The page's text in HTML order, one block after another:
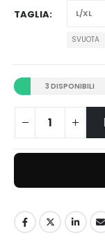
TAGLIA
SVUOTA
3 DISPONIBILI